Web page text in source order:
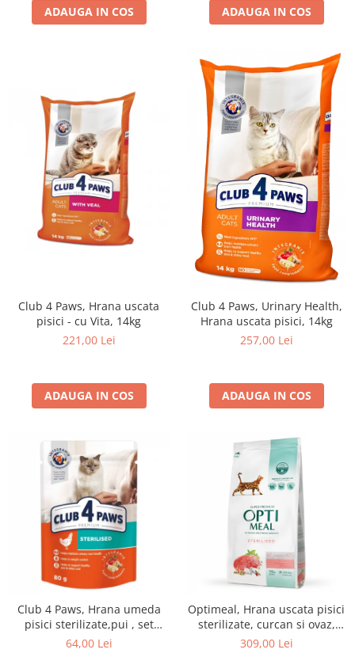
ADAUGA IN COS ADAUGA IN COS
Club 4 Paws, Hrana uscata
pisici - cu Vita, 14kg
221,00 Lei
ADAUGA IN COS
Club 4 Paws, Urinary Health,
Hrana uscata pisici, 14kg
257,00 Lei
ADAUGA IN COS
Club 4 Paws, Hrana umeda
pisici sterilizate,pui , set
24x80g
64,00 Lei
Optimeal, Hrana uscata pisici
sterilizate, curcan si ovaz,
10kg
309,00 Lei